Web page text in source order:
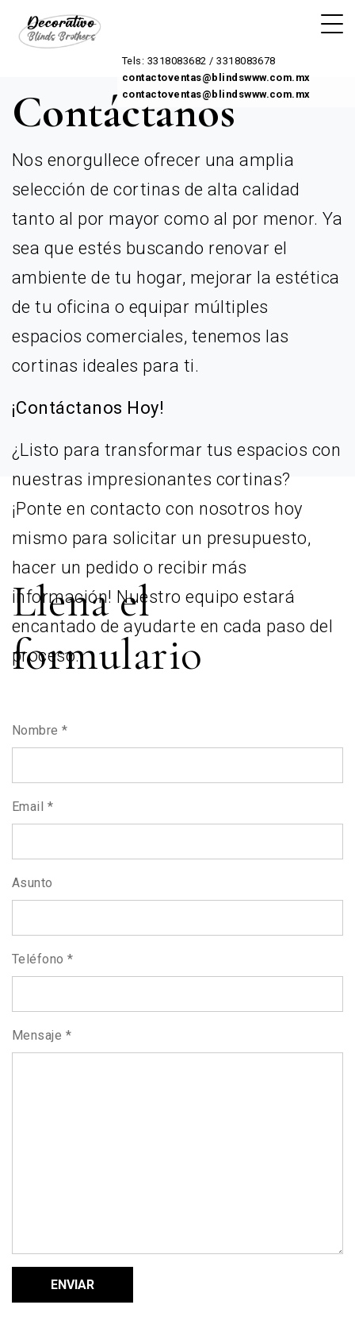
Tels: 3318083682 / 3318083678
contactoventas@blindswww.com.mx
contactoventas@blindswww.com.mx
Contáctanos
Nos enorgullece ofrecer una amplia
selección de cortinas de alta calidad
tanto al por mayor como al por menor. Ya
sea que estés buscando renovar el
ambiente de tu hogar, mejorar la estética
de tu oficina o equipar múltiples
espacios comerciales, tenemos las
cortinas ideales para ti.
¡Contáctanos Hoy!
¿Listo para transformar tus espacios con
nuestras impresionantes cortinas?
¡Ponte en contacto con nosotros hoy
mismo para solicitar un presupuesto,
hacer un pedido o recibir más
información! Nuestro equipo estará
encantado de ayudarte en cada paso del
proceso.
Llena el
formulario
Nombre *
Email *
Asunto
Teléfono *
Mensaje *